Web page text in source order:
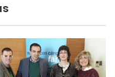
1048975912488914